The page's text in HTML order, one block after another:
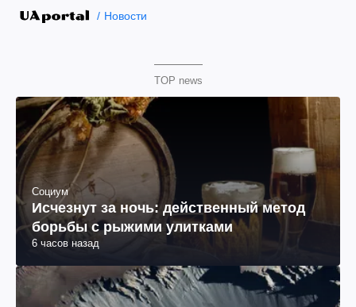
Новости
TOP news
Социум
Исчезнут за ночь: действенный метод
борьбы с рыжими улитками
6 часов назад